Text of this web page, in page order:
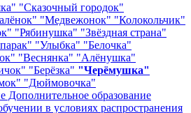
"Сказочный городок"
"Медвежонок" "Колокольчик"
"Рябинушка" "Звёздная страна"
"Улыбка" "Белочка"
"Веснянка" "Алёнушка"
"Берёзка" "Черёмушка"
"Дюймовочка"
Дополнительное образование
в условиях распространения